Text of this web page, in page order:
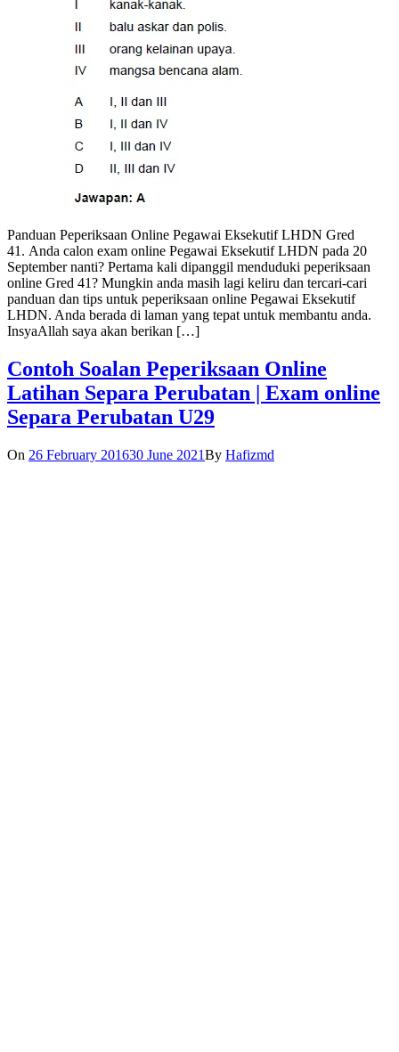
Panduan Peperiksaan Online Pegawai Eksekutif LHDN Gred
41. Anda calon exam online Pegawai Eksekutif LHDN pada 20
September nanti? Pertama kali dipanggil menduduki peperiksaan
online Gred 41? Mungkin anda masih lagi keliru dan tercari-cari
panduan dan tips untuk peperiksaan online Pegawai Eksekutif
LHDN. Anda berada di laman yang tepat untuk membantu anda.
InsyaAllah saya akan berikan […]
Contoh Soalan Peperiksaan Online
Latihan Separa Perubatan | Exam online
Separa Perubatan U29
On 26 February 201630 June 2021By Hafizmd